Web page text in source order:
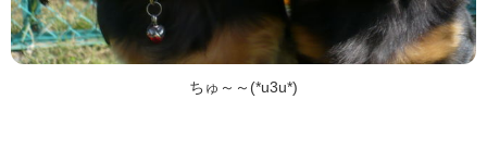
ちゅ～～(*u3u*)